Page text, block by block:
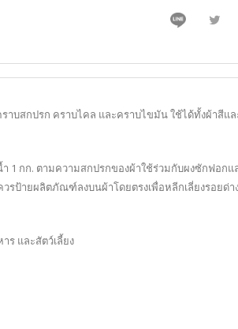
าบสกปรก คราบไคล และคราบไขมัน ใช้ได้ทั้งผ้าสีแ
1 กก. ตามความสกปรกของผ้าใช้ร่วมกับผงซักฟอก
รป้ายผลิตภัณฑ์ลงบนผ้าโดยตรงเพื่อหลีกเลี่ยงรอยด่
ร และสัตว์เลี้ยง